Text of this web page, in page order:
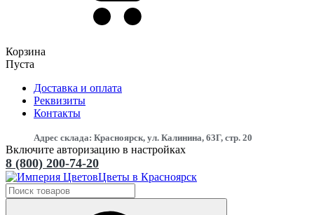
Корзина
Пуста
Доставка и оплата
Реквизиты
Контакты
Адрес склада: Красноярск, ул. Калинина, 63Г, стр. 20
Включите авторизацию в настройках
8 (800) 200-74-20
Цветы в Красноярск